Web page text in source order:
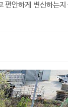
편안하게 변신하는지